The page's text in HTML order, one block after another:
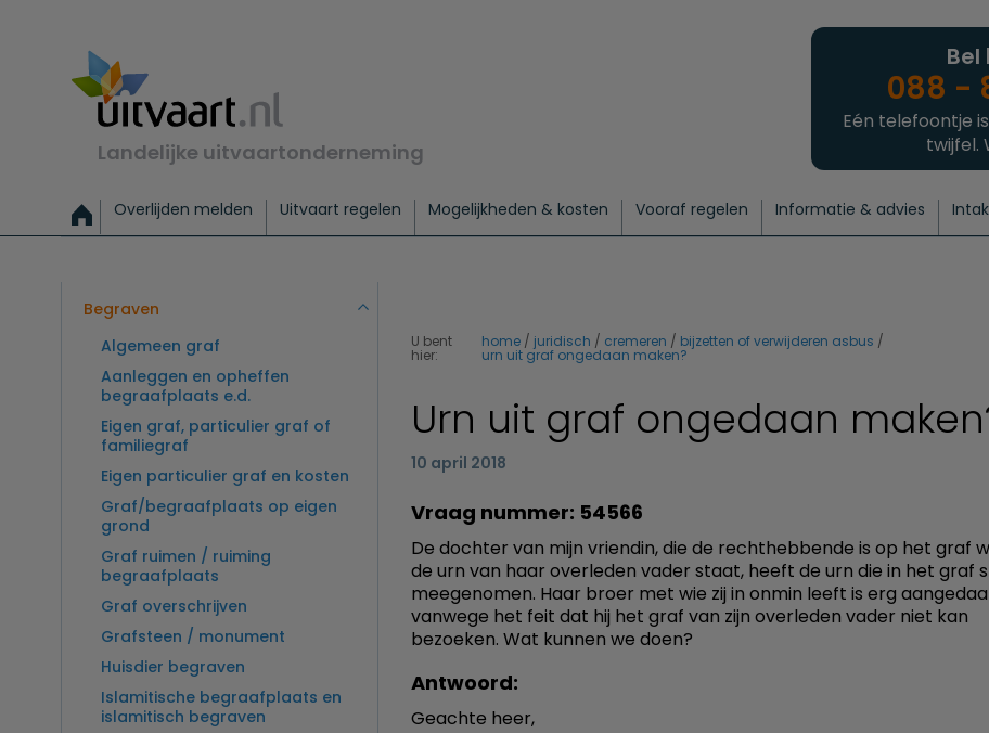
Landelijke uitvaartonderneming
Bel
088 -
Eén telefoontje
twijfel.
Overlijden melden Uitvaart regelen Mogelijkheden & kosten
Exclusieve uitvaart Begrafenis Basis
Vooraf regelen Informatie & advies
Begraven
Algemeen graf
Aanleggen en opheffen
begraafplaats e.d.
Eigen graf, particulier graf of
familiegraf
Eigen particulier graf en kosten
Graf/begraafplaats op eigen
grond
Graf ruimen / ruiming
begraafplaats
Graf overschrijven
Grafsteen / monument
Huisdier begraven
Islamitische begraafplaats en
islamitisch begraven
U bent
hier:
home juridisch cremeren bijzetten of verwijderen asbus
urn uit graf ongedaan maken?
Urn uit graf ongedaan
10 april 2018
Vraag nummer: 54566
De dochter van mijn vriendin, die de rechthebbende is op het graf
de urn van haar overleden vader staat, heeft de urn die in het graf
meegenomen. Haar broer met wie zij in onmin leeft is erg
vanwege het feit dat hij het graf van zijn overleden vader niet kan
bezoeken. Wat kunnen we doen?
Antwoord:
Geachte heer,